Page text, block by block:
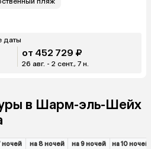
даты
от 452 729 ₽
26 авг. - 2 сент., 7 н.
в Шарм-эль-Шейх
ночей на 8 ночей на 9 ночей на 10 ночей